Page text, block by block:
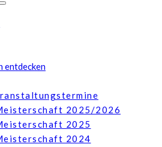
entdecken
2025/2026
2025
2024